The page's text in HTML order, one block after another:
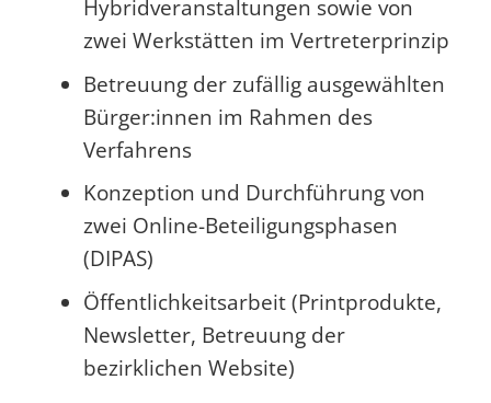
Hybridveranstaltungen sowie von
zwei Werkstätten im Vertreterprinzip
Betreuung der zufällig ausgewählten
Bürger:innen im Rahmen des
Verfahrens
Konzeption und Durchführung von
zwei Online-Beteiligungsphasen
(DIPAS)
Öffentlichkeitsarbeit (Printprodukte,
Newsletter, Betreuung der
bezirklichen Website)